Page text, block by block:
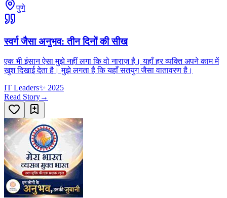
पुणे
स्वर्ग जैसा अनुभव: तीन दिनों की सीख
एक भी इंसान ऐसा मुझे नहीं लगा कि वो नाराज़ है। यहाँ हर व्यक्ति अपने काम में
खुश दिखाई देता है। मुझे लगता है कि यहाँ सतयुग जैसा वातावरण है।
IT Leaders✨ 2025
Read Story→